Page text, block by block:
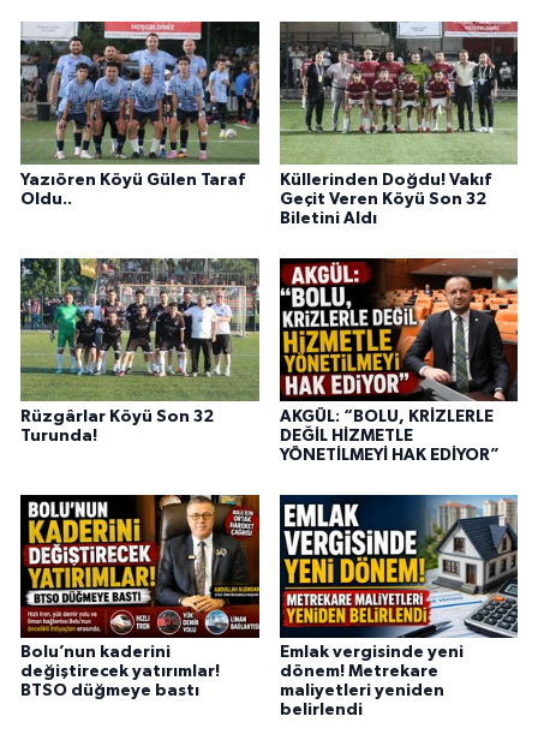
Yazıören Köyü Gülen Taraf
Oldu..
Küllerinden Doğdu! Vakıf
Geçit Veren Köyü Son 32
Biletini Aldı
Rüzgârlar Köyü Son 32
Turunda!
AKGÜL: “BOLU, KRİZLERLE
DEĞİL HİZMETLE
YÖNETİLMEYİ HAK EDİYOR”
Bolu’nun kaderini
değiştirecek yatırımlar!
BTSO düğmeye bastı
Emlak vergisinde yeni
dönem! Metrekare
maliyetleri yeniden
belirlendi